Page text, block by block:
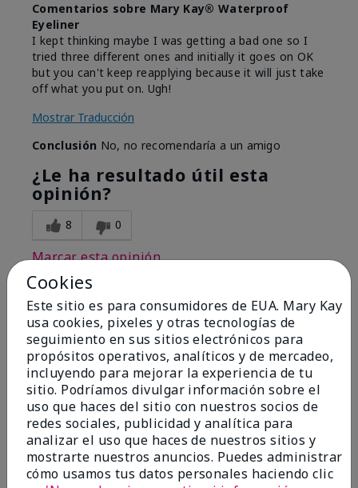
Comentarios sobre Mary Kay® Waterproof
Eyeliner
I kept thinking maybe I was getting a bad one so I
tried three different ones and initially it goes on OK
but you can't keep reapplying because it will just take
off what you put on. Ugh!
Mostrar Traducción
Conclusión No, no recomendaría a un amigo
¿Le ha resultado útil esta
opinión?
8 0
Marcar esta opinión
1
I have used Marykay eyeliner
since 1992. This new product
go
Enviado
Hace 3 meses
porJacqueline
deSupply
Evaluado en
Cookies
Este sitio es para consumidores de EUA. Mary Kay
usa cookies, pixeles y otras tecnologías de
seguimiento en sus sitios electrónicos para
propósitos operativos, analíticos y de mercadeo,
incluyendo para mejorar la experiencia de tu
sitio. Podríamos divulgar información sobre el
uso que haces del sitio con nuestros socios de
redes sociales, publicidad y analítica para
analizar el uso que haces de nuestros sitios y
mostrarte nuestros anuncios. Puedes administrar
cómo usamos tus datos personales haciendo clic